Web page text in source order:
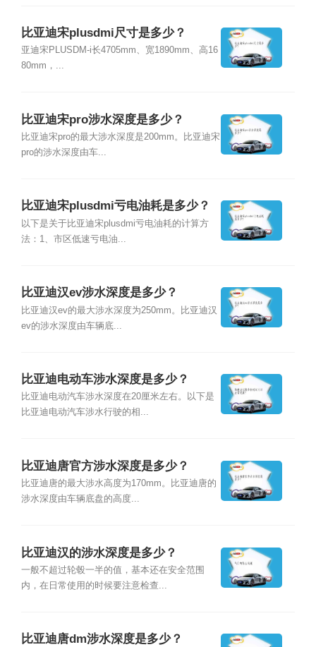
比亚迪宋plusdmi尺寸是多少？
亚迪宋PLUSDM-i长4705mm、宽1890mm、高16
80mm，...
比亚迪宋pro涉水深度是多少？
比亚迪宋pro的最大涉水深度是200mm。比亚迪宋
pro的涉水深度由车...
比亚迪宋plusdmi亏电油耗是多少？
以下是关于比亚迪宋plusdmi亏电油耗的计算方
法：1、市区低速亏电油...
比亚迪汉ev涉水深度是多少？
比亚迪汉ev的最大涉水深度为250mm。比亚迪汉
ev的涉水深度由车辆底...
比亚迪电动车涉水深度是多少？
比亚迪电动汽车涉水深度在20厘米左右。以下是
比亚迪电动汽车涉水行驶的相...
比亚迪唐官方涉水深度是多少？
比亚迪唐的最大涉水高度为170mm。比亚迪唐的
涉水深度由车辆底盘的高度...
比亚迪汉的涉水深度是多少？
一般不超过轮毂一半的值，基本还在安全范围
内，在日常使用的时候要注意检查...
比亚迪唐dm涉水深度是多少？